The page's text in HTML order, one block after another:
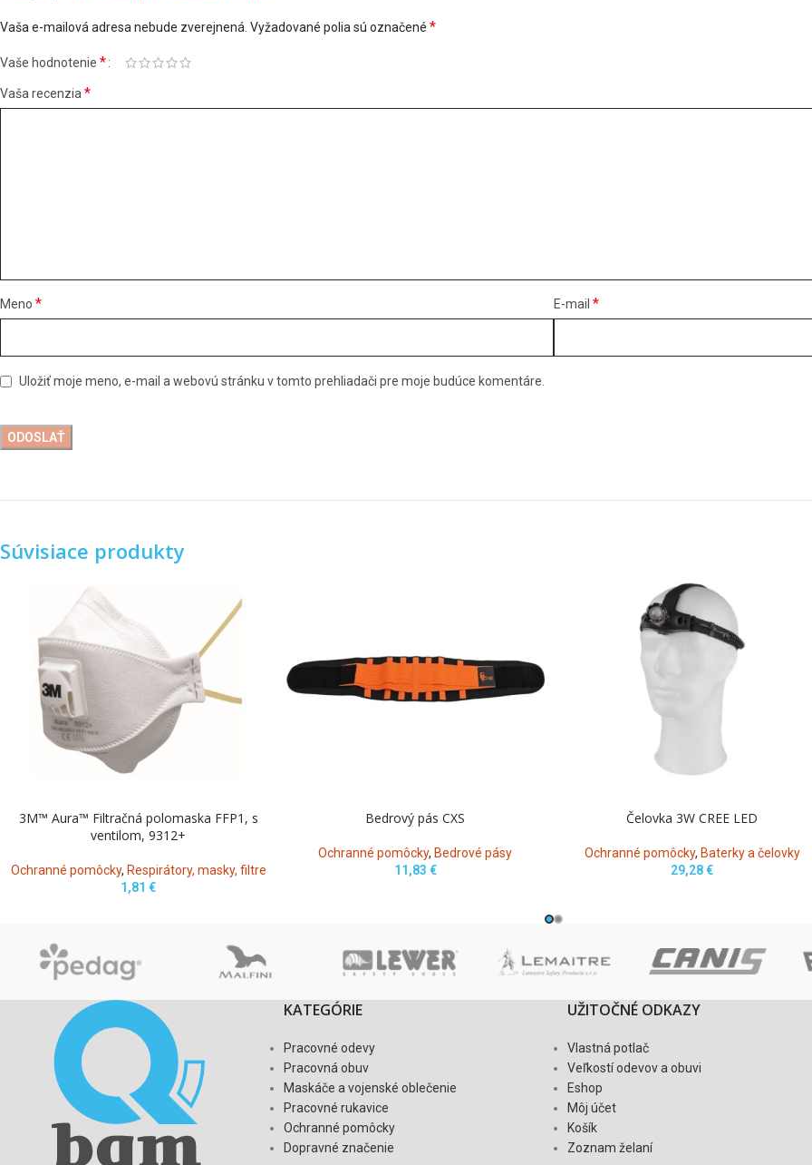
Vaša e-mailová adresa nebude zverejnená. Vyžadované polia sú označené *
Vaše hodnotenie *
Vaša recenzia *
Meno * E-mail *
Uložiť moje meno, e-mail a webovú stránku v tomto prehliadači pre moje budúce komentáre.
Súvisiace produkty
3M™ Aura™ Filtračná polomaska ​​FFP1, s
ventilom, 9312+
Ochranné pomôcky, Respirátory, masky, filtre
1,81€
Bedrový pás CXS
Ochranné pomôcky, Bedrové pásy
11,83 €
Čelovka 3W CREE LED
Ochranné pomôcky, Baterky a čelovky
29,28€
KATEGÓRIE
Pracovné odevy
Pracovná obuv
Maskáče a vojenské oblečenie
Pracovné rukavice
Ochranné pomôcky
Dopravné značenie
UŽITOČNÉ ODKAZY
Vlastná potlač
Veľkostí odevov a obuvi
Eshop
Môj účet
Košík
Zoznam želaní